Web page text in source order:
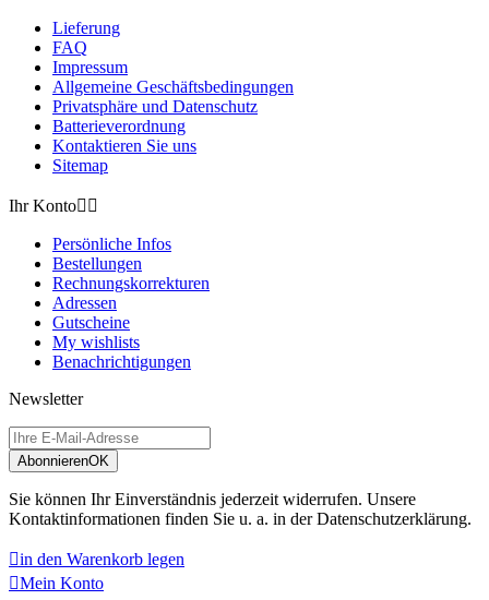
0
100cm
100W 0
12W 0
200cm 0
20W 0
22 0
25W
2in1
30cm
30W 0
33W 0
3in1 0
3in1-Kabel
40W 0
45W 0
4in1 0
5W
Airtag 0
Apple
Blickschutz 0
Card-Holder 0
DSL-Router 0
Express-Artikel
Lieferung
FAQ
Impressum
Allgemeine Geschäftsbedingungen
Privatsphäre und Datenschutz
Batterieverordnung
Kontaktieren Sie uns
Sitemap
Ihr Konto 
Persönliche Infos
Bestellungen
Rechnungskorrekturen
Adressen
Gutscheine
My wishlists
Benachrichtigungen
Newsletter
AbonnierenOK
Sie können Ihr Einverständnis jederzeit widerrufen. Unsere
Kontaktinformationen finden Sie u. a. in der Datenschutzerklärung.
in den Warenkorb legen
Mein Konto